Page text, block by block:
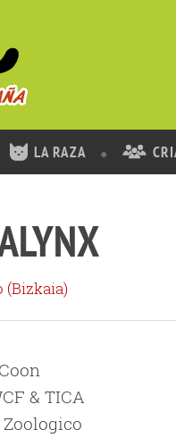
LA RAZA
(Bizkaia)
& TICA